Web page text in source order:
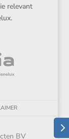
relevant
BV